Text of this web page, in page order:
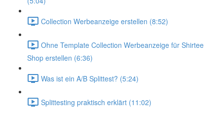
Collection Werbeanzeige erstellen (8:52)
Ohne Template Collection Werbeanzeige für Shirtee
Shop erstellen (6:36)
Was ist ein A/B Splittest? (5:24)
Splittesting praktisch erklärt (11:02)